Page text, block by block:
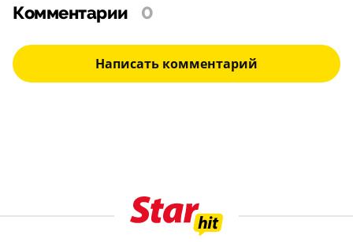
Комментарии 0
Написать комментарий